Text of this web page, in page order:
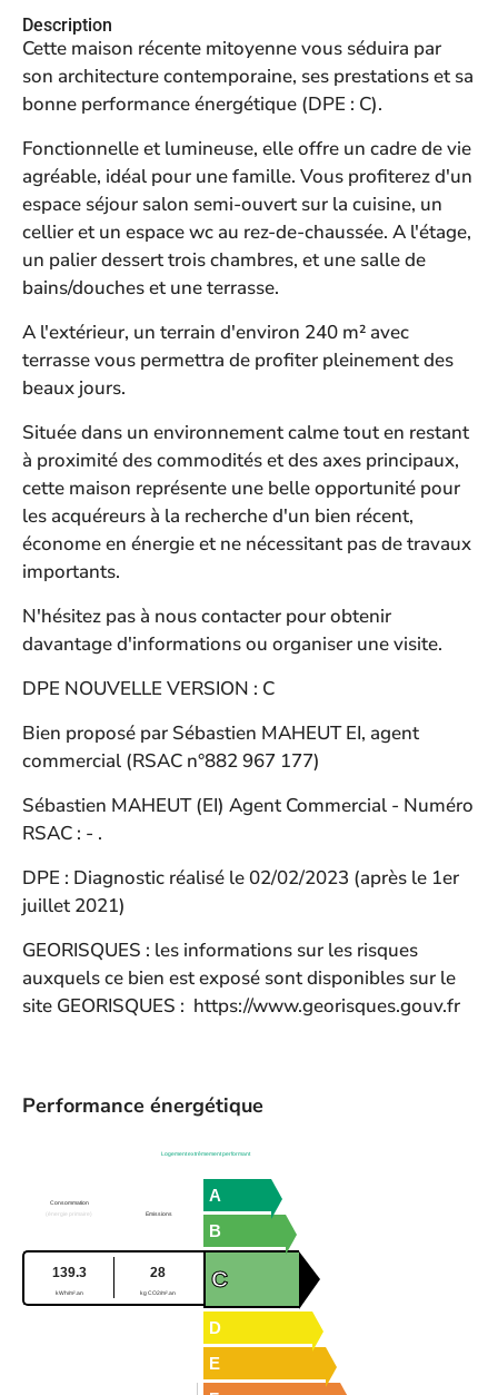
Description
Cette maison récente mitoyenne vous séduira par
son architecture contemporaine, ses prestations et sa
bonne performance énergétique (DPE : C).
Fonctionnelle et lumineuse, elle offre un cadre de vie
agréable, idéal pour une famille. Vous profiterez d'un
espace séjour salon semi-ouvert sur la cuisine, un
cellier et un espace wc au rez-de-chaussée. A l'étage,
un palier dessert trois chambres, et une salle de
bains/douches et une terrasse.
A l'extérieur, un terrain d'environ 240 m² avec
terrasse vous permettra de profiter pleinement des
beaux jours.
Située dans un environnement calme tout en restant
à proximité des commodités et des axes principaux,
cette maison représente une belle opportunité pour
les acquéreurs à la recherche d'un bien récent,
économe en énergie et ne nécessitant pas de travaux
importants.
N'hésitez pas à nous contacter pour obtenir
davantage d'informations ou organiser une visite.
DPE NOUVELLE VERSION : C
Bien proposé par Sébastien MAHEUT EI, agent
commercial (RSAC n°882 967 177)
Sébastien MAHEUT (EI) Agent Commercial - Numéro
RSAC : - .
DPE : Diagnostic réalisé le 02/02/2023 (après le 1er
juillet 2021)
GEORISQUES : les informations sur les risques
auxquels ce bien est exposé sont disponibles sur le
site GEORISQUES : https://www.georisques.gouv.fr
Performance énergétique
Logement extrêmement performant
A
B
Consommation
(énergie primaire)
Emissions
139.3
kWh/m².an
28
kg CO2/m².an
C
D
E